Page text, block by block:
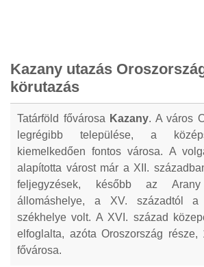
Kazany utazás
körutazás
Tatárföld fővárosa Kazany. A város
legrégibb települése, a
kiemelkedően fontos városa. A
alapította várost már a XII.
feljegyzések, később az
állomáshelye, a XV. századtól a
székhelye volt. A XVI. század
elfoglalta, azóta Oroszország része,
fővárosa.